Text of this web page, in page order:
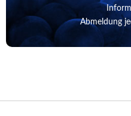
Abmeldung